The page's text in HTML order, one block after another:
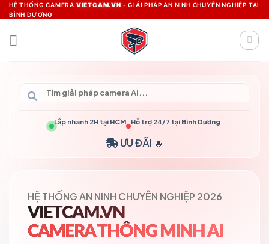
Skip
to
content
HỆ THỐNG CAMERA VIETCAM.VN - GIẢI PHÁP AN NINH CHUYÊN NGHIỆP TẠI
BÌNH DƯƠNG
Lắp nhanh 2H tại HCM Hỗ trợ 24/7 tại Bình Dương
ƯU ĐÃI 🔥
HỆ THỐNG AN NINH CHUYÊN NGHIỆP 2026
VIETCAM.VN
CAMERA THÔNG MINH AI